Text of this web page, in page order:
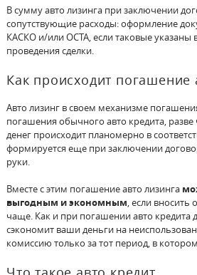
В сумму авто лизинга при заключении
сопутствующие расходы: оформление
КАСКО и/или ОСТА, если таковые указаны
проведения сделки.
Как происходит погашение
Авто лизинг в своем механизме
погашения обычного авто кредита,
денег происходит планомерно в
формируется еще при заключении
руки.
Вместе с этим погашение авто лизинга
выгодным и экономным, если
чаще. Как и при погашении авто кредита
сэкономит ваши деньги на
комиссию только за тот период, в